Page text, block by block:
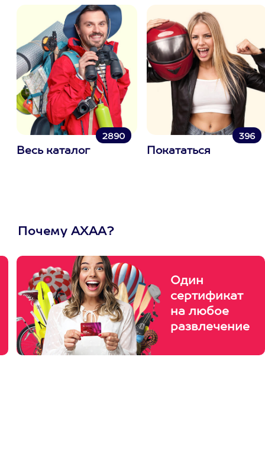
2890
Весь каталог
396
Покататься
Почему АХАА?
Один
сертификат
на любое
развлечение